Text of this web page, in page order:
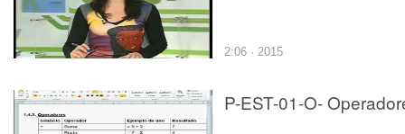
2:06 · 2015
P-EST-01-O-